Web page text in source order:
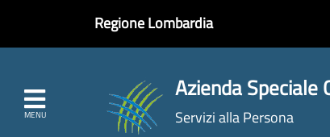
Regione Lombardia
Azienda Speciale
Servizi alla Persona